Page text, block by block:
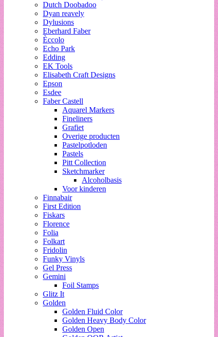
Dutch Doobadoo
Dyan reavely
Dylusions
Eberhard Faber
Èccolo
Echo Park
Edding
EK Tools
Elisabeth Craft Designs
Epson
Esdee
Faber Castell
Aquarel Markers
Fineliners
Grafiet
Overige producten
Pastelpotloden
Pastels
Pitt Collection
Sketchmarker
Alcoholbasis
Voor kinderen
Finnabair
First Edition
Fiskars
Florence
Folia
Folkart
Fridolin
Funky Vinyls
Gel Press
Gemini
Foil Stamps
Glitz It
Golden
Golden Fluid Color
Golden Heavy Body Color
Golden Open